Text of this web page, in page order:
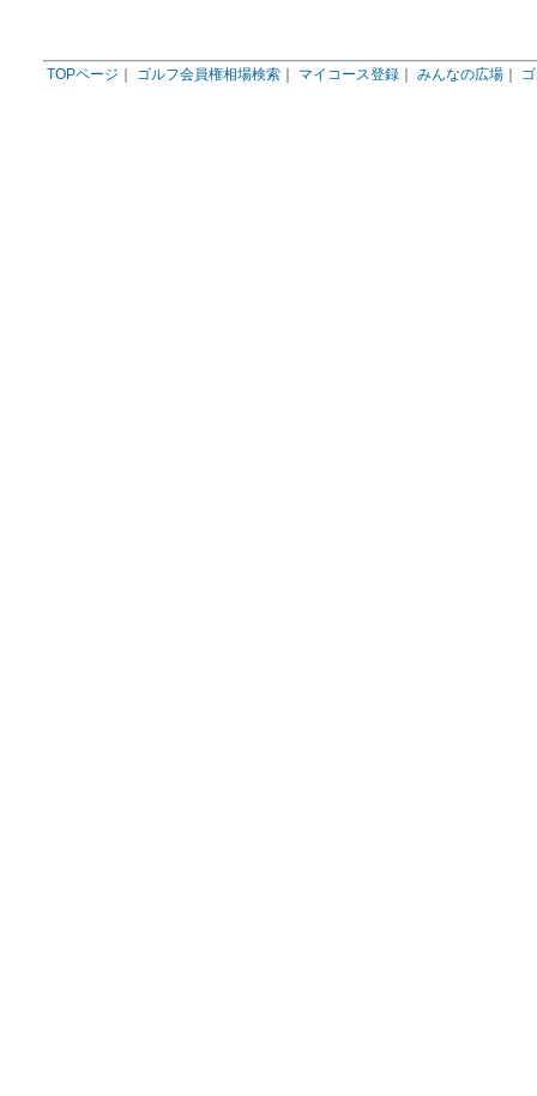
TOPページ ゴルフ会員権相場検索｜ マイコース登録｜ みんなの広場｜